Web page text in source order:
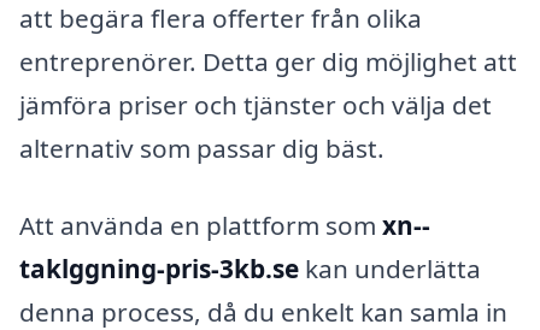
att begära flera offerter från olika
entreprenörer. Detta ger dig möjlighet att
jämföra priser och tjänster och välja det
alternativ som passar dig bäst.
Att använda en plattform som xn--
taklggning-pris-3kb.se kan underlätta
denna process, då du enkelt kan samla in